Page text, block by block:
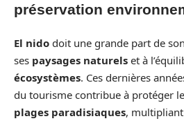
préservation
El nido doit une grande part de
ses paysages naturels et à
écosystèmes. Ces dernières
du tourisme contribue à protéger
plages paradisiaques,